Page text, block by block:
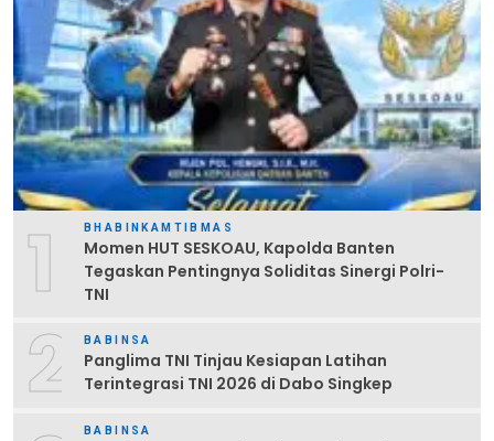
1 BHABINKAMTIBMAS
Momen HUT SESKOAU, Kapolda Banten
Tegaskan Pentingnya Soliditas Sinergi Polri-
TNI
2 BABINSA
Panglima TNI Tinjau Kesiapan Latihan
Terintegrasi TNI 2026 di Dabo Singkep
BABINSA